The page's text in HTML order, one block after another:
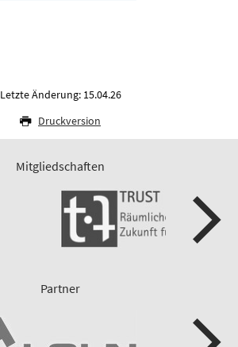
Letzte Änderung: 15.04.26
Druckversion
Mitgliedschaften
Partner